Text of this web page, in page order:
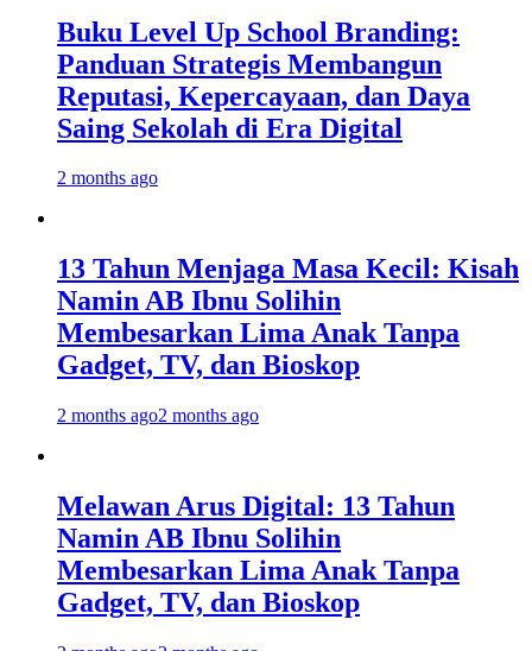
Buku Level Up School Branding:
Panduan Strategis Membangun
Reputasi, Kepercayaan, dan Daya
Saing Sekolah di Era Digital
2 months ago
13 Tahun Menjaga Masa Kecil: Kisah
Namin AB Ibnu Solihin
Membesarkan Lima Anak Tanpa
Gadget, TV, dan Bioskop
2 months ago2 months ago
Melawan Arus Digital: 13 Tahun
Namin AB Ibnu Solihin
Membesarkan Lima Anak Tanpa
Gadget, TV, dan Bioskop